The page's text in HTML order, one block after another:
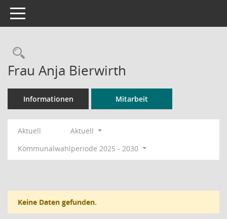
Toggle navigation
Rechercheauswahl
Frau Anja Bierwirth
Informationen Mitarbeit
Aktuell
Aktuell
Kommunalwahlperiode 2025 - 2030
Keine Daten gefunden.